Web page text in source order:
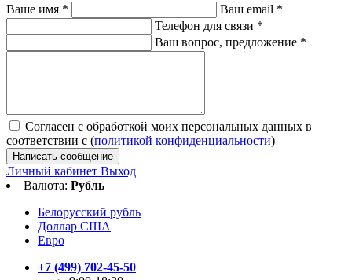
Ваше имя * Ваш email *
Телефон для связи *
Ваш вопрос, предложение *
Согласен с обработкой моих персональных данных в
соответствии с (политикой конфиденциальности)
Написать сообщение
Личный кабинет Выход
Валюта: Рубль
Белорусский рубль
Доллар США
Евро
+7 (499) 702-45-50